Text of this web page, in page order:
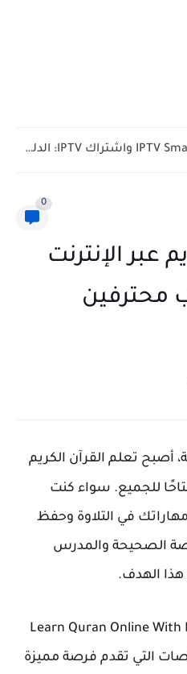
IPTV Smarters Pro واشتراك IPTV: الدليل الشامل لفصل المشغل عن...
0
عبر الإنترنت
محترفين
أصبح تعلم القرآن الكريم
للجميع. سواء كنت
في التلاوة وحفظ
الصحيحة والمدرس
هذا الهدف.
Learn Quran Online
التي تقدم فرصة مميزة